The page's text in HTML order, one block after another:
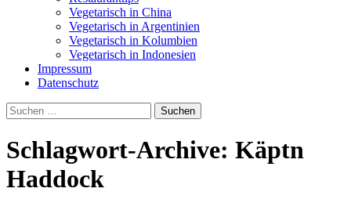
Vegetarisch in China
Vegetarisch in Argentinien
Vegetarisch in Kolumbien
Vegetarisch in Indonesien
Impressum
Datenschutz
Suchen
nach:
Schlagwort-Archive: Käptn
Haddock